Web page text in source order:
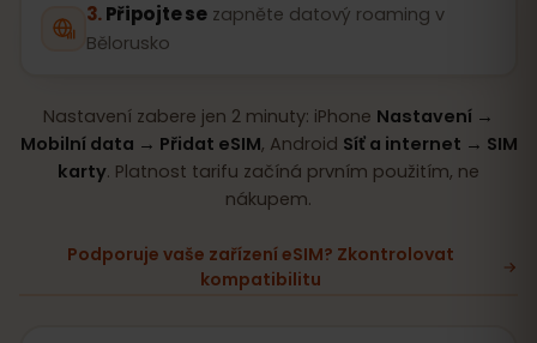
Připojte se zapněte datový roaming v
Bělorusko
Nastavení zabere jen 2 minuty: iPhone Nastavení →
Mobilní data → Přidat eSIM, Android Síť a internet → SIM
karty. Platnost tarifu začíná prvním použitím, ne
nákupem.
Podporuje vaše zařízení eSIM? Zkontrolovat
kompatibilitu